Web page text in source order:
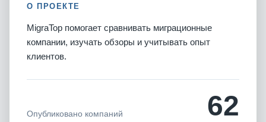
О ПРОЕКТЕ
MigraTop помогает сравнивать миграционные
компании, изучать обзоры и учитывать опыт
клиентов.
Опубликовано компаний 62